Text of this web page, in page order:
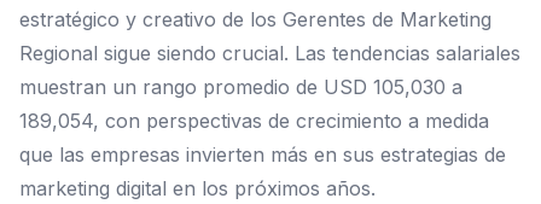
estratégico y creativo de los Gerentes de Marketing
Regional sigue siendo crucial. Las tendencias salariales
muestran un rango promedio de USD 105,030 a
189,054, con perspectivas de crecimiento a medida
que las empresas invierten más en sus estrategias de
marketing digital en los próximos años.